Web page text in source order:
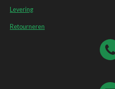
Levering
Retourneren